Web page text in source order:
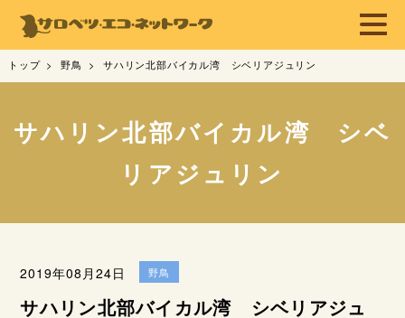
トップ 野鳥 サハリン北部バイカル湾 シベリアジュリン
サハリン北部バイカル湾 シベ
リアジュリン
2019年08月24日 野鳥
サハリン北部バイカル湾 シベリアジュ